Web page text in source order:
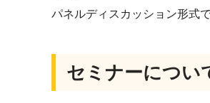
パネルディスカッション形式
セミナーについ